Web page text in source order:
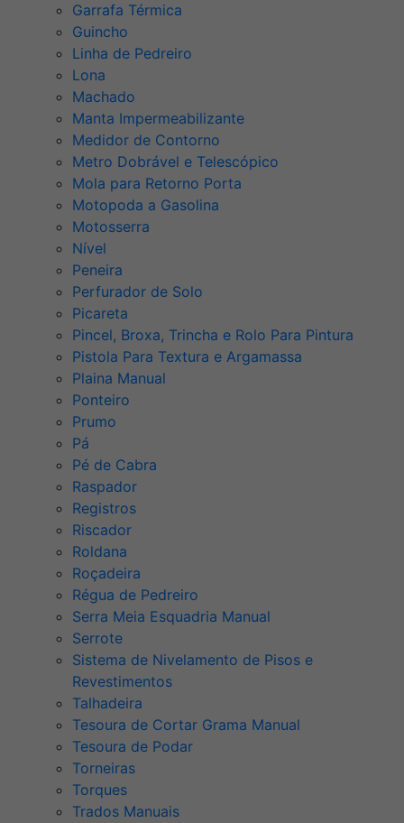
Garrafa Térmica
Guincho
Linha de Pedreiro
Lona
Machado
Manta Impermeabilizante
Medidor de Contorno
Metro Dobrável e Telescópico
Mola para Retorno Porta
Motopoda a Gasolina
Motosserra
Nível
Peneira
Perfurador de Solo
Picareta
Pincel, Broxa, Trincha e Rolo Para Pintura
Pistola Para Textura e Argamassa
Plaina Manual
Ponteiro
Prumo
Pá
Pé de Cabra
Raspador
Registros
Riscador
Roldana
Roçadeira
Régua de Pedreiro
Serra Meia Esquadria Manual
Serrote
Sistema de Nivelamento de Pisos e
Revestimentos
Talhadeira
Tesoura de Cortar Grama Manual
Tesoura de Podar
Torneiras
Torques
Trados Manuais